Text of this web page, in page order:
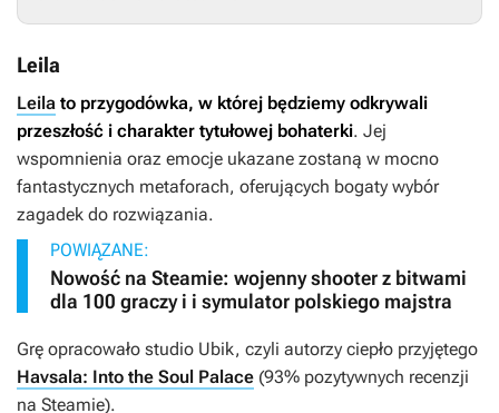
Leila
Leila to przygodówka, w której będziemy odkrywali
przeszłość i charakter tytułowej bohaterki. Jej
wspomnienia oraz emocje ukazane zostaną w mocno
fantastycznych metaforach, oferujących bogaty wybór
zagadek do rozwiązania.
POWIĄZANE:
Nowość na Steamie: wojenny shooter z bitwami
dla 100 graczy i i symulator polskiego majstra
Grę opracowało studio Ubik, czyli autorzy ciepło przyjętego
Havsala: Into the Soul Palace (93% pozytywnych recenzji
na Steamie).